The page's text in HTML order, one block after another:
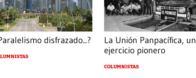
disfrazado...?
La Unión Panpacífica, un
ejercicio pionero
COLUMNISTAS